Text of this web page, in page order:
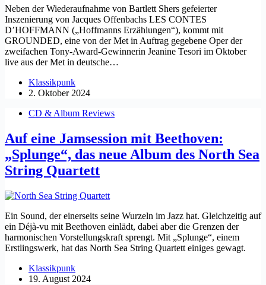
Neben der Wiederaufnahme von Bartlett Shers gefeierter
Inszenierung von Jacques Offenbachs LES CONTES
D’HOFFMANN („Hoffmanns Erzählungen“), kommt mit
GROUNDED, eine von der Met in Auftrag gegebene Oper der
zweifachen Tony-Award-Gewinnerin Jeanine Tesori im Oktober
live aus der Met in deutsche…
Klassikpunk
2. Oktober 2024
CD & Album Reviews
Auf eine Jamsession mit Beethoven:
„Splunge“, das neue Album des North Sea
String Quartett
Ein Sound, der einerseits seine Wurzeln im Jazz hat. Gleichzeitig auf
ein Déjà-vu mit Beethoven einlädt, dabei aber die Grenzen der
harmonischen Vorstellungskraft sprengt. Mit „Splunge“, einem
Erstlingswerk, hat das North Sea String Quartett einiges gewagt.
Klassikpunk
19. August 2024